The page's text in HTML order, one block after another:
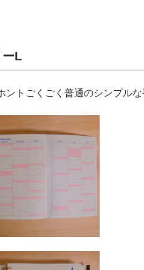
L
トごくごく普通のシンプルな